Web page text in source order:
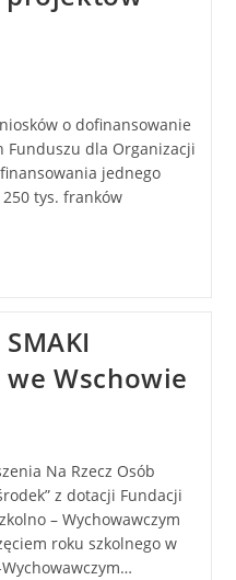
o dofinansowanie
Funduszu dla Organizacji
jednego
tys. franków
we Wschowie
Na Rzecz Osób
z dotacji Fundacji
– Wychowawczym
roku szkolnego w